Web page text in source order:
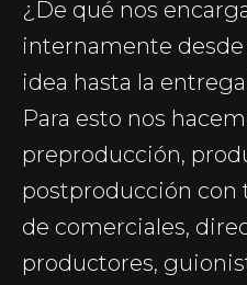
¿De qué nos
internamente desde
idea hasta la
Para esto nos
preproducción,
postproducción con
de comerciales,
productores,